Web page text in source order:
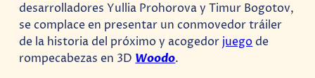
desarrolladores Yullia Prohorova y Timur Bogotov,
se complace en presentar un conmovedor tráiler
de la historia del próximo y acogedor juegode
rompecabezas en 3D Woodo.